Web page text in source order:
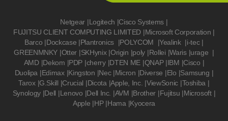
Netgear |Logitech |Cisco Systems |
FUJITSU CLIENT COMPUTING LIMITED |Microsoft Corporation |
Barco |Dockcase |Plantronics |POLYCOM |Yealink |i-tec |
GREENMNKY |Otter |SKHynix |Origin |poly |Rollei |Waris |urage |
AMD |Dekom |PDP |cherry |DTEN ME |QNAP |IBM |Cisco |
Duolipa |Edimax |Kingston |Nec |Micron |Diverse |Elo |Samsung |
Tarox |G.Skill |Crucial |Dicota |Apple, Inc. |ViewSonic |Toshiba |
Synology |Dell |Lenovo |Dell Inc. |AVM |Brother |Fujitsu |Microsoft |
Apple |HP |Hama |Kyocera